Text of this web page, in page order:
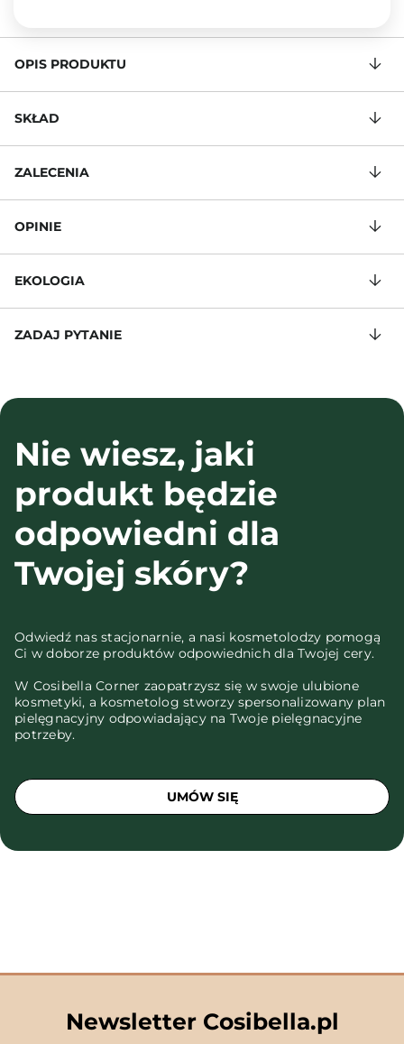
OPIS PRODUKTU
SKŁAD
ZALECENIA
OPINIE
EKOLOGIA
ZADAJ PYTANIE
Nie wiesz, jaki
produkt będzie
odpowiedni dla
Twojej skóry?
Odwiedź nas stacjonarnie, a nasi kosmetolodzy pomogą
Ci w doborze produktów odpowiednich dla Twojej cery.
W Cosibella Corner zaopatrzysz się w swoje ulubione
kosmetyki, a kosmetolog stworzy spersonalizowany plan
pielęgnacyjny odpowiadający na Twoje pielęgnacyjne
potrzeby.
UMÓW SIĘ
Newsletter Cosibella.pl